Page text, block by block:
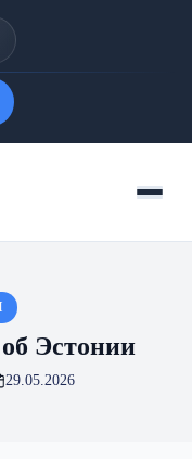
Меню
Эстонии
29.05.2026